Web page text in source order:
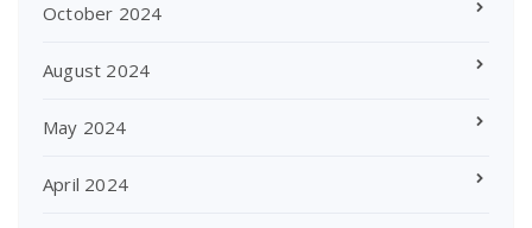
October 2024
August 2024
May 2024
April 2024